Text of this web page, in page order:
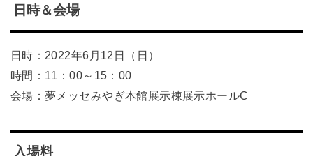
日時＆会場
日時：2022年6月12日（日）
時間：11：00～15：00
会場：夢メッセみやぎ本館展示棟展示ホールC
入場料